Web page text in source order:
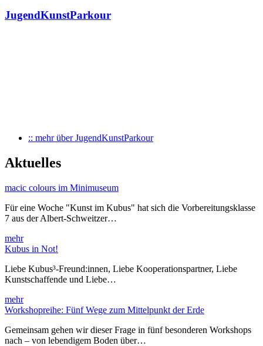
JugendKunstParkour
:: mehrüber JugendKunstParkour
Aktuelles
macic colours im Minimuseum
Für eine Woche "Kunst im Kubus" hat sich die Vorbereitungsklasse
7 aus der Albert-Schweitzer…
mehr
Kubus in Not!
Liebe Kubus³-Freund:innen, Liebe Kooperationspartner, Liebe
Kunstschaffende und Liebe…
mehr
Workshopreihe: Fünf Wege zum Mittelpunkt der Erde
Gemeinsam gehen wir dieser Frage in fünf besonderen Workshops
nach – von lebendigem Boden über…